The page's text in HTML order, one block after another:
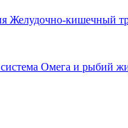
Желудочно-кишечный
Омега и рыбий